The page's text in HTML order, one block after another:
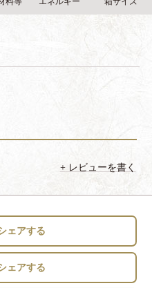
料等 エネルギー 箱サイズ
レビューを書く
ェアする
ェアする